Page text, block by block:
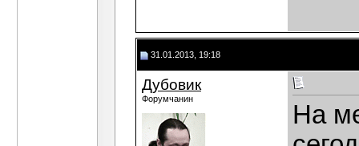
31.01.2013, 19:18
Дубовик
Форумчанин
На